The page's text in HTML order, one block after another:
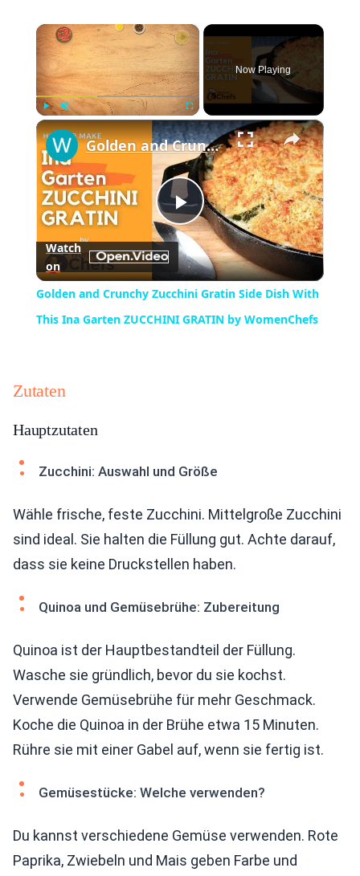
×
Play Unmute Fullscreen
Now Playing
×
Play
Video
Golden and Crunchy Zucchini Gratin Side Dish With This Ina Garten ZUCCHINI GRATIN by WomenChefs
Watch
on
Golden and Crunchy Zucchini Gratin Side Dish With
This Ina Garten ZUCCHINI GRATIN by WomenChefs
Zutaten
Hauptzutaten
Zucchini: Auswahl und Größe
Wähle frische, feste Zucchini. Mittelgroße Zucchini
sind ideal. Sie halten die Füllung gut. Achte darauf,
dass sie keine Druckstellen haben.
Quinoa und Gemüsebrühe: Zubereitung
Quinoa ist der Hauptbestandteil der Füllung.
Wasche sie gründlich, bevor du sie kochst.
Verwende Gemüsebrühe für mehr Geschmack.
Koche die Quinoa in der Brühe etwa 15 Minuten.
Rühre sie mit einer Gabel auf, wenn sie fertig ist.
Gemüsestücke: Welche verwenden?
Du kannst verschiedene Gemüse verwenden. Rote
Paprika, Zwiebeln und Mais geben Farbe und